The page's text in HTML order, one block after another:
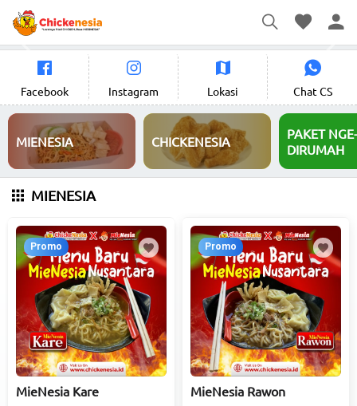
Facebook Instagram Lokasi Chat CS
MIENESIA CHICKENESIA
PAKET
DIRUMAH
MIENESIA
MieNesia Kare MieNesia Rawon